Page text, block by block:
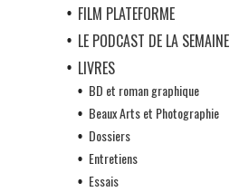
FILM PLATEFORME
LE PODCAST DE LA SEMAINE
LIVRES
BD et roman graphique
Beaux Arts et Photographie
Dossiers
Entretiens
Essais